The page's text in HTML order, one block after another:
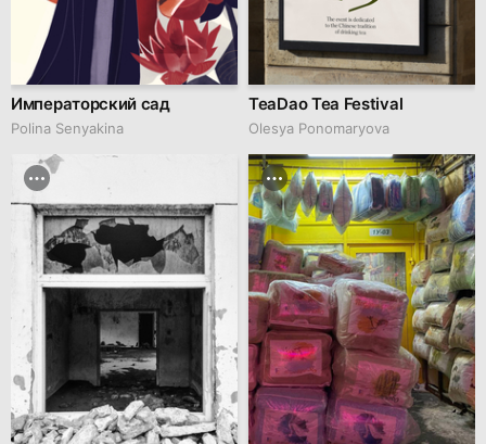
Императорский сад
Polina Senyakina
TeaDao Tea Festival
Olesya Ponomaryova